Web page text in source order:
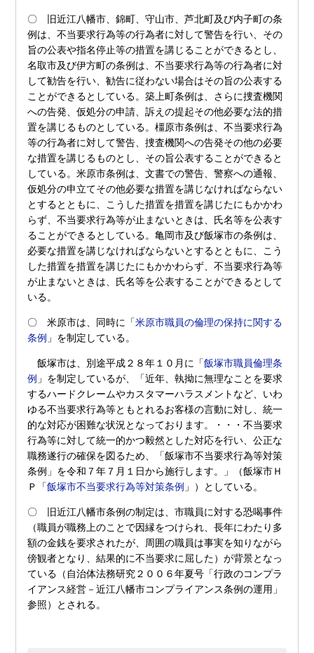
〇 旧近江八幡市、錦町、守山市、芦北町及び内子町の条
例は、不当要求行為等の行為者に対して警告を行い、その
旨の公表や指名停止等の措置を講じることができるとし、
名取市及び伊方町の条例は、不当要求行為等の行為者に対
して勧告を行い、勧告に従わない場合はその旨の公表する
ことができるとしている。築上町条例は、さらに捜査機関
への告発、仮処分の申請、訴えの提起その他必要な法的措
置を講じるものとしている。橿原市条例は、不当要求行為
等の行為者に対して警告、捜査機関への告発その他の必要
な措置を講じるものとし、その旨公表することができると
している。米原市条例は、文書での警告、警察への通報、
仮処分の申立てその他必要な措置を講じなければならない
とするとともに、こうした措置を措置を講じたにもかかわ
らず、不当要求行為等が止まないときは、氏名等を公表す
ることができるとしている。亀岡市及び飯塚市の条例は、
必要な措置を講じなければならないとするとともに、こう
した措置を措置を講じたにもかかわらず、不当要求行為等
が止まないときは、氏名等を公表することができるとして
いる。
〇 米原市は、同時に「米原市職員の倫理の保持に関する
条例 」を制定している。
飯塚市は、別途平成２８年１０月に「飯塚市職員倫理条
例 」を制定しているが、「近年、執拗に無理なことを要求
するハードクレームやカスタマーハラスメントなど、いわ
ゆる不当要求行為等ともとれるお客様の言動に対し、統一
的な対応が困難な状況となっております。・・・不当要求
行為等に対して統一的かつ毅然とした対応を行い、公正な
職務遂行の確保を図るため、「飯塚市不当要求行為等対策
条例」を令和７年７月１日から施行します。」（飯塚市Ｈ
Ｐ「飯塚市不当要求行為等対策条例 」）としている。
〇 旧近江八幡市条例の制定は、市職員に対する恐喝事件
（職員が職務上のことで因縁をつけられ、長年にわたり多
額の金銭を要求されたが、周囲の職員は事実を知りながら
傍観者となり、結果的に不当要求に屈した）が背景となっ
ている（自治体法務研究２００６年夏号「行政のコンプラ
イアンス経営－近江八幡市コンプライアンス条例の運用」
参照）とされる。